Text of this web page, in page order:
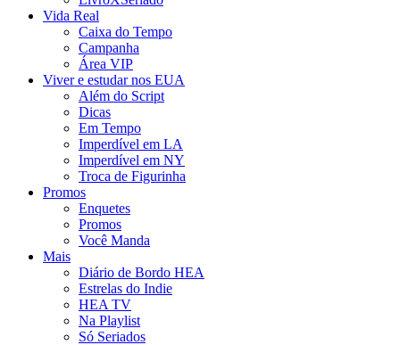
Vida Real
Caixa do Tempo
Campanha
Área VIP
Viver e estudar nos EUA
Além do Script
Dicas
Em Tempo
Imperdível em LA
Imperdível em NY
Troca de Figurinha
Promos
Enquetes
Promos
Você Manda
Mais
Diário de Bordo HEA
Estrelas do Indie
HEA TV
Na Playlist
Só Seriados